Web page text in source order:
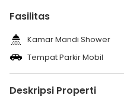
Fasilitas
Kamar Mandi Shower
Tempat Parkir Mobil
Deskripsi Properti